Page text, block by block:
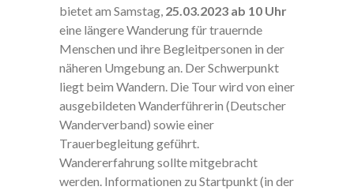
bietet am Samstag, 25.03.2023 ab 10 Uhr
eine längere Wanderung für trauernde
Menschen und ihre Begleitpersonen in der
näheren Umgebung an. Der Schwerpunkt
liegt beim Wandern. Die Tour wird von einer
ausgebildeten Wanderführerin (Deutscher
Wanderverband) sowie einer
Trauerbegleitung geführt.
Wandererfahrung sollte mitgebracht
werden. Informationen zu Startpunkt (in der